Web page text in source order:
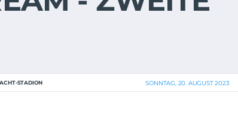
STADION SONNTAG, 20. AUGUST 2023